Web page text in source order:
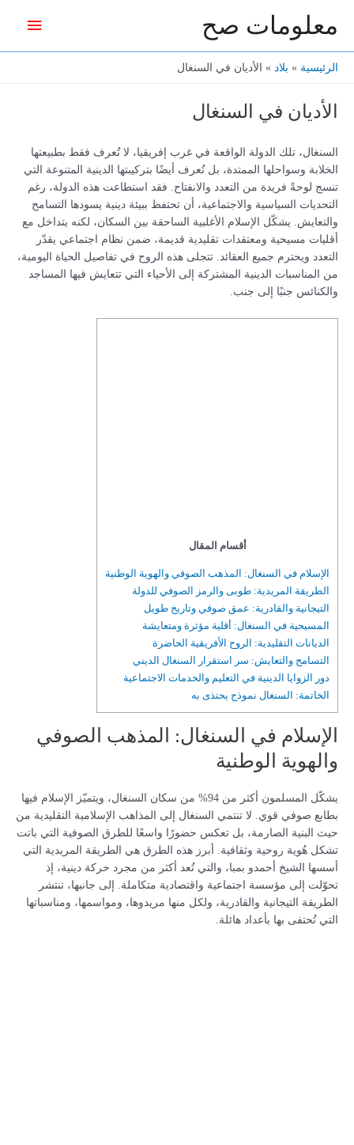
معلومات صح
الرئيسية بلاد الأديان في السنغال
الأديان في السنغال
السنغال، تلك الدولة الواقعة في غرب إفريقيا، لا تُعرف فقط بطبيعتها
الخلابة وسواحلها الممتدة، بل تُعرف أيضًا بتركيبتها الدينية المتنوعة التي
تنسج لوحةً فريدة من التعدد والانفتاح. فقد استطاعت هذه الدولة، رغم
التحديات السياسية والاجتماعية، أن تحتفظ ببيئة دينية يسودها التسامح
والتعايش. يشكّل الإسلام الأغلبية الساحقة بين السكان، لكنه يتداخل مع
أقليات مسيحية ومعتقدات تقليدية قديمة، ضمن نظام اجتماعي يقدّر
التعدد ويحترم جميع العقائد. تتجلى هذه الروح في تفاصيل الحياة اليومية،
من المناسبات الدينية المشتركة إلى الأحياء التي تتعايش فيها المساجد
والكنائس جنبًا إلى جنب.
أقسام المقال
الإسلام في السنغال: المذهب الصوفي والهوية الوطنية
الطريقة المريدية: طوبى والرمز الصوفي للدولة
التيجانية والقادرية: عمق صوفي وتاريخ طويل
المسيحية في السنغال: أقلية مؤثرة ومتعايشة
الديانات التقليدية: الروح الأفريقية الحاضرة
التسامح والتعايش: سر استقرار السنغال الديني
دور الزوايا الدينية في التعليم والخدمات الاجتماعية
الخاتمة: السنغال نموذج يحتذى به
الإسلام في السنغال: المذهب الصوفي
والهوية الوطنية
يشكّل المسلمون أكثر من 94% من سكان السنغال، ويتميّز الإسلام فيها
بطابع صوفي قوي. لا تنتمي السنغال إلى المذاهب الإسلامية التقليدية من
حيث البنية الصارمة، بل تعكس حضورًا واسعًا للطرق الصوفية التي باتت
تشكل هُوية روحية وثقافية. أبرز هذه الطرق هي الطريقة المريدية التي
أسسها الشيخ أحمدو بمبا، والتي تُعد أكثر من مجرد حركة دينية، إذ
تحوّلت إلى مؤسسة اجتماعية واقتصادية متكاملة. إلى جانبها، تنتشر
الطريقة التيجانية والقادرية، ولكل منها مريدوها، ومواسمها، ومناسباتها
التي تُحتفى بها بأعداد هائلة.